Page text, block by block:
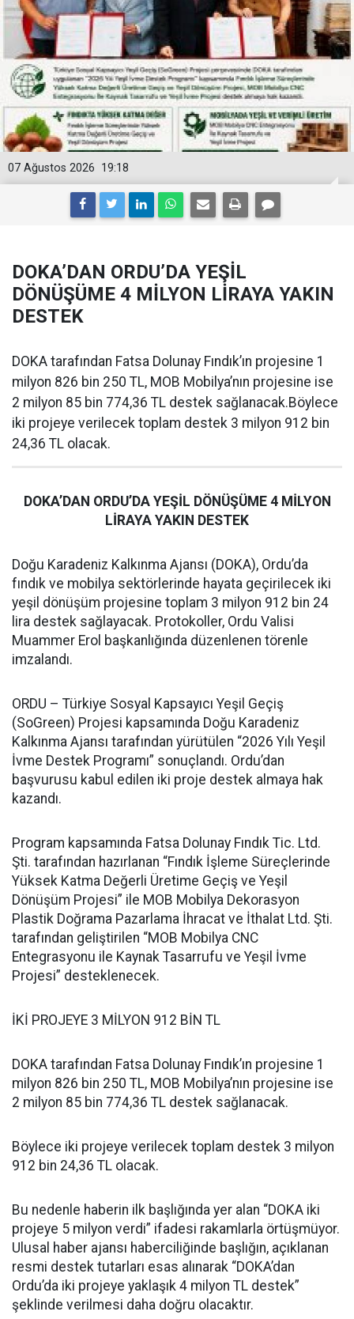
19:18
07 Ağustos 2026
DOKA’DAN ORDU’DA YEŞİL
DÖNÜŞÜME 4 MİLYON LİRAYA YAKIN
DESTEK
DOKA tarafından Fatsa Dolunay Fındık’ın projesine 1
milyon 826 bin 250 TL, MOB Mobilya’nın projesine ise
2 milyon 85 bin 774,36 TL destek sağlanacak.Böylece
iki projeye verilecek toplam destek 3 milyon 912 bin
24,36 TL olacak.
DOKA’DAN ORDU’DA YEŞİL DÖNÜŞÜME 4 MİLYON
LİRAYA YAKIN DESTEK
Doğu Karadeniz Kalkınma Ajansı (DOKA), Ordu’da
fındık ve mobilya sektörlerinde hayata geçirilecek iki
yeşil dönüşüm projesine toplam 3 milyon 912 bin 24
lira destek sağlayacak. Protokoller, Ordu Valisi
Muammer Erol başkanlığında düzenlenen törenle
imzalandı.
ORDU – Türkiye Sosyal Kapsayıcı Yeşil Geçiş
(SoGreen) Projesi kapsamında Doğu Karadeniz
Kalkınma Ajansı tarafından yürütülen “2026 Yılı Yeşil
İvme Destek Programı” sonuçlandı. Ordu’dan
başvurusu kabul edilen iki proje destek almaya hak
kazandı.
Program kapsamında Fatsa Dolunay Fındık Tic. Ltd.
Şti. tarafından hazırlanan “Fındık İşleme Süreçlerinde
Yüksek Katma Değerli Üretime Geçiş ve Yeşil
Dönüşüm Projesi” ile MOB Mobilya Dekorasyon
Plastik Doğrama Pazarlama İhracat ve İthalat Ltd. Şti.
tarafından geliştirilen “MOB Mobilya CNC
Entegrasyonu ile Kaynak Tasarrufu ve Yeşil İvme
Projesi” desteklenecek.
İKİ PROJEYE 3 MİLYON 912 BİN TL
DOKA tarafından Fatsa Dolunay Fındık’ın projesine 1
milyon 826 bin 250 TL, MOB Mobilya’nın projesine ise
2 milyon 85 bin 774,36 TL destek sağlanacak.
Böylece iki projeye verilecek toplam destek 3 milyon
912 bin 24,36 TL olacak.
Bu nedenle haberin ilk başlığında yer alan “DOKA iki
projeye 5 milyon verdi” ifadesi rakamlarla örtüşmüyor.
Ulusal haber ajansı haberciliğinde başlığın, açıklanan
resmi destek tutarları esas alınarak “DOKA’dan
Ordu’da iki projeye yaklaşık 4 milyon TL destek”
şeklinde verilmesi daha doğru olacaktır.